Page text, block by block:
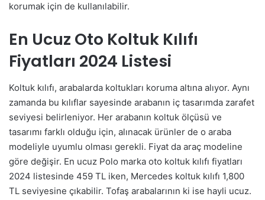
korumak için de kullanılabilir.
En Ucuz Oto Koltuk Kılıfı
Fiyatları 2024 Listesi
Koltuk kılıfı, arabalarda koltukları koruma altına alıyor. Aynı
zamanda bu kılıflar sayesinde arabanın iç tasarımda zarafet
seviyesi belirleniyor. Her arabanın koltuk ölçüsü ve
tasarımı farklı olduğu için, alınacak ürünler de o araba
modeliyle uyumlu olması gerekli. Fiyat da araç modeline
göre değişir. En ucuz Polo marka oto koltuk kılıfı fiyatları
2024 listesinde 459 TL iken, Mercedes koltuk kılıfı 1,800
TL seviyesine çıkabilir. Tofaş arabalarının ki ise hayli ucuz.